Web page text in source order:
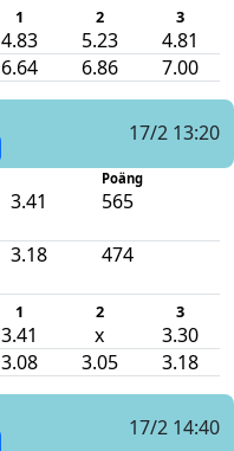
1 2 3
4.83 5.23 4.81
6.64 6.86 7.00
17/2 13:20
Poäng
3.41 565
3.18 474
1 2 3
3.41 x 3.30
3.08 3.05 3.18
17/2 14:40